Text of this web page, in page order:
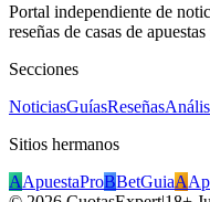
Portal independiente de
reseñas de casas de
Secciones
NoticiasGuíasReseñas
Sitios hermanos
AApuestaProBBetGuiaA